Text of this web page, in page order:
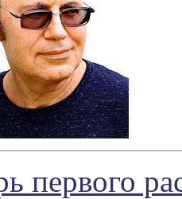
первого